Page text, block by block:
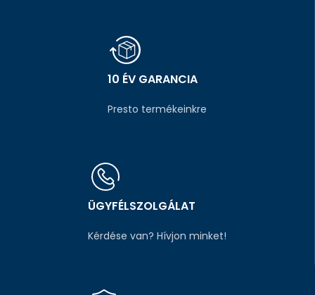
10 ÉV GARANCIA
Presto termékeinkre
ÜGYFÉLSZOLGÁLAT
Kérdése van? Hívjon minket!